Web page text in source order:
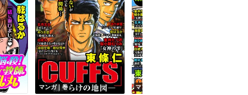
マンガ｜巻 マンガ｜巻